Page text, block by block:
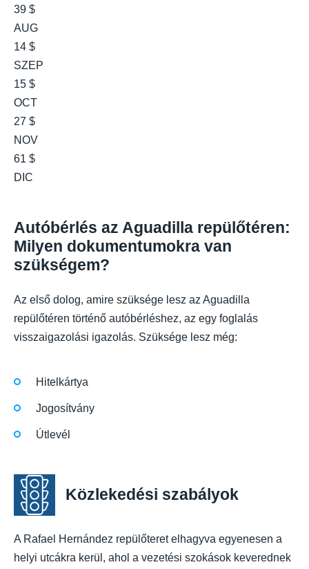
39 $
AUG
14 $
SZEP
15 $
OCT
27 $
NOV
61 $
DIC
Autóbérlés az Aguadilla repülőtéren:
Milyen dokumentumokra van
szükségem?
Az első dolog, amire szüksége lesz az Aguadilla
repülőtéren történő autóbérléshez, az egy foglalás
visszaigazolási igazolás. Szüksége lesz még:
Hitelkártya
Jogosítvány
Útlevél
Közlekedési szabályok
A Rafael Hernández repülőteret elhagyva egyenesen a
helyi utcákra kerül, ahol a vezetési szokások keverednek